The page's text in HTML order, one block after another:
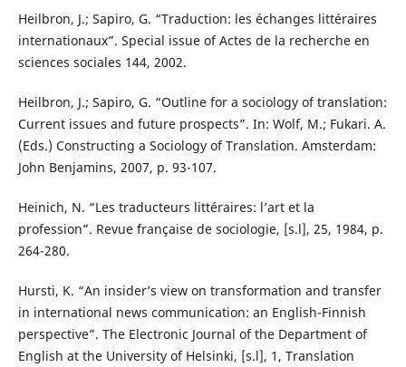
Heilbron, J.; Sapiro, G. “Traduction: les échanges littéraires
internationaux”. Special issue of Actes de la recherche en
sciences sociales 144, 2002.
Heilbron, J.; Sapiro, G. “Outline for a sociology of translation:
Current issues and future prospects”. In: Wolf, M.; Fukari. A.
(Eds.) Constructing a Sociology of Translation. Amsterdam:
John Benjamins, 2007, p. 93-107.
Heinich, N. “Les traducteurs littéraires: l’art et la
profession”. Revue française de sociologie, [s.l], 25, 1984, p.
264-280.
Hursti, K. “An insider’s view on transformation and transfer
in international news communication: an English-Finnish
perspective”. The Electronic Journal of the Department of
English at the University of Helsinki, [s.l], 1, Translation